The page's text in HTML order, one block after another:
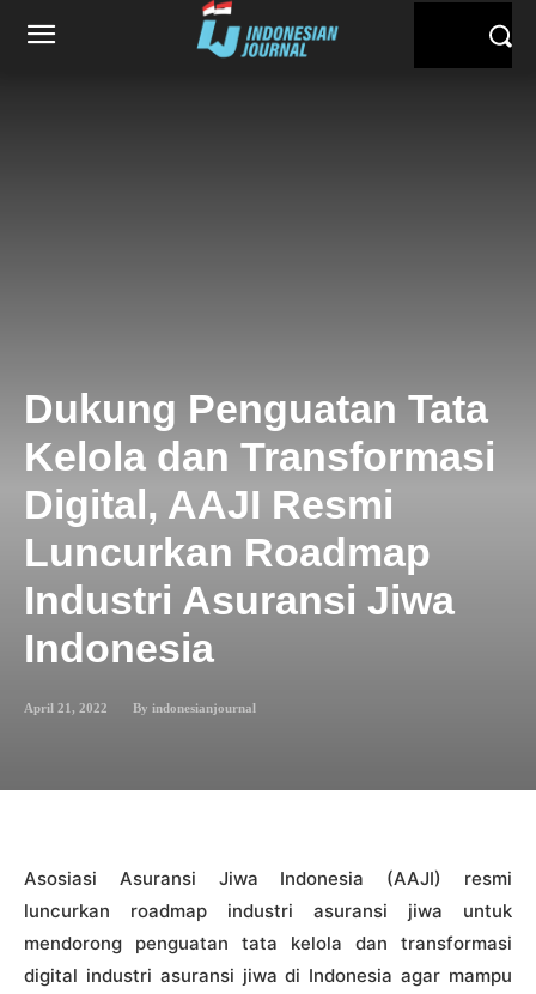
Dukung Penguatan Tata
Kelola dan Transformasi
Digital, AAJI Resmi
Luncurkan Roadmap
Industri Asuransi Jiwa
Indonesia
April 21, 2022 By indonesianjournal
Asosiasi Asuransi Jiwa Indonesia (AAJI) resmi
luncurkan roadmap industri asuransi jiwa untuk
mendorong penguatan tata kelola dan transformasi
digital industri asuransi jiwa di Indonesia agar mampu